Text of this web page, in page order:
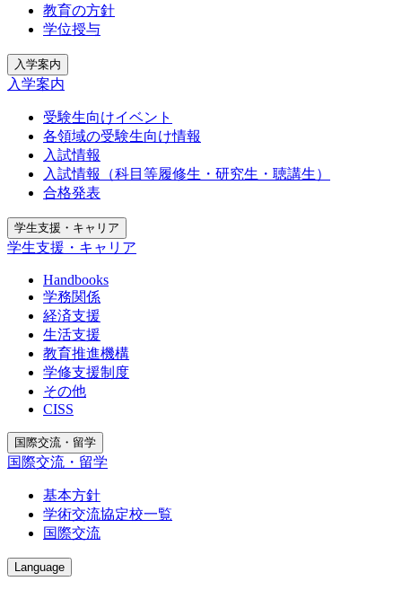
教育の方針
学位授与
入学案内
入学案内
受験生向けイベント
各領域の受験生向け情報
入試情報
入試情報（科目等履修生・研究生・聴講生）
合格発表
学生支援・キャリア
学生支援・キャリア
Handbooks
学務関係
経済支援
生活支援
教育推進機構
学修支援制度
その他
CISS
国際交流・留学
国際交流・留学
基本方針
学術交流協定校一覧
国際交流
Language